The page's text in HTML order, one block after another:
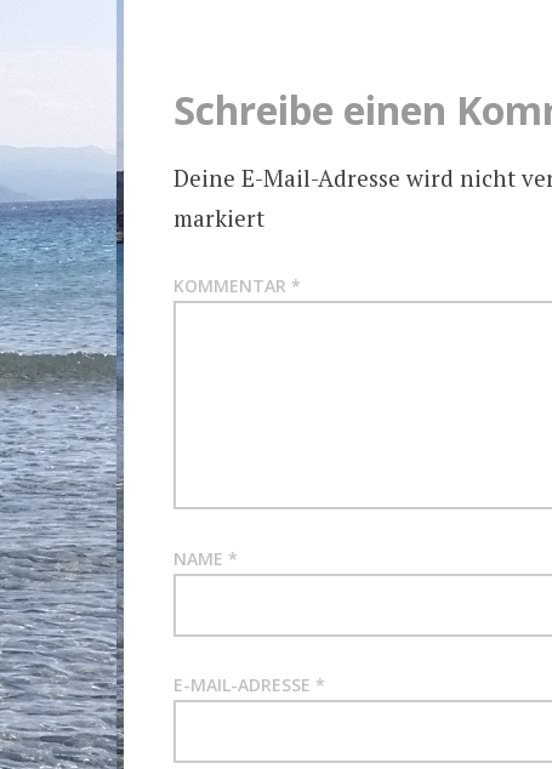
Schreibe einen
Deine E-Mail-Adresse wird nicht
markiert
KOMMENTAR *
NAME *
E-MAIL-ADRESSE *